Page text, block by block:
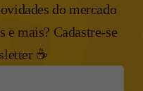
do mercado
e mais? Cadastre-se
☕